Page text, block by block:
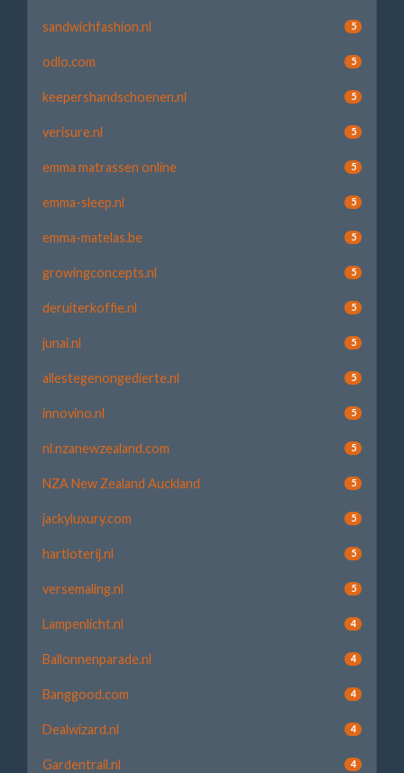
sandwichfashion.nl 5
odlo.com 5
keepershandschoenen.nl 5
verisure.nl 5
emma matrassen online 5
emma-sleep.nl 5
emma-matelas.be 5
growingconcepts.nl 5
deruiterkoffie.nl 5
junai.nl 5
allestegenongedierte.nl 5
innovino.nl 5
nl.nzanewzealand.com 5
NZA New Zealand Auckland 5
jackyluxury.com 5
hartloterij.nl 5
versemaling.nl 5
Lampenlicht.nl 4
Ballonnenparade.nl 4
Banggood.com 4
Dealwizard.nl 4
Gardentrail.nl 4